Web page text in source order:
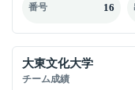
番号 16
大東文化大学
チーム成績